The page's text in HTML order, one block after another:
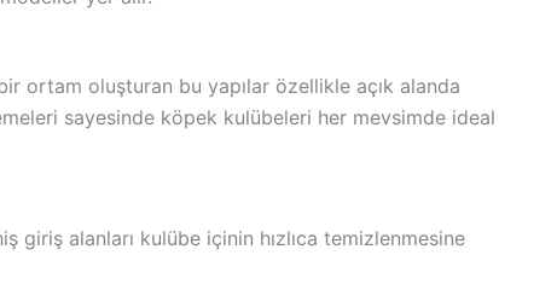
bir ortam oluşturan bu yapılar özellikle açık alanda
sayesinde köpek kulübeleri her mevsimde ideal
giriş alanları kulübe içinin hızlıca temizlenmesine